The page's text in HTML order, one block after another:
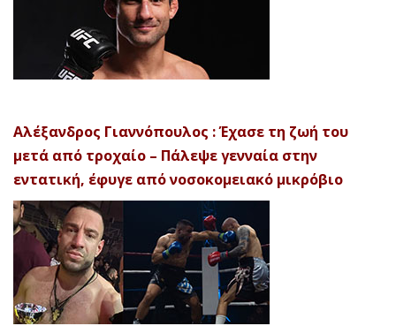
Αλέξανδρος Γιαννόπουλος : Έχασε τη ζωή του
μετά από τροχαίο – Πάλεψε γενναία στην
εντατική, έφυγε από νοσοκομειακό μικρόβιο